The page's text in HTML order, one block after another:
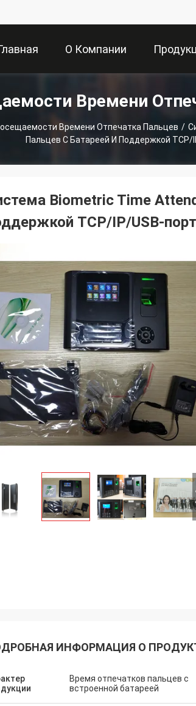
О Компании
Времени
Времени Отпечатка Пальцев /
Пальцев С Батареей И Поддержкой TCP/
Biometric Time
TCP/IP/USB-
ИНФОРМАЦИЯ О
Время отпечатков пальцев с
встроенной батареей